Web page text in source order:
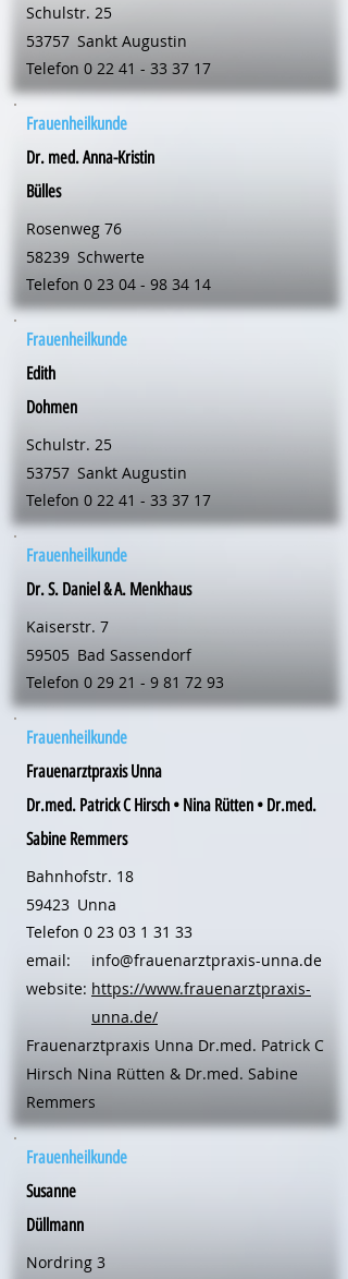
Schulstr. 25
53757 Sankt Augustin
Telefon 0 22 41 - 33 37 17
Frauenheilkunde
Dr. med. Anna-Kristin
Bülles
Rosenweg 76
58239 Schwerte
Telefon 0 23 04 - 98 34 14
Frauenheilkunde
Edith
Dohmen
Schulstr. 25
53757 Sankt Augustin
Telefon 0 22 41 - 33 37 17
Frauenheilkunde
Dr. S. Daniel & A. Menkhaus
Kaiserstr. 7
59505 Bad Sassendorf
Telefon 0 29 21 - 9 81 72 93
Frauenheilkunde
Frauenarztpraxis Unna
Dr.med. Patrick C Hirsch • Nina Rütten • Dr.med.
Sabine Remmers
Bahnhofstr. 18
59423 Unna
Telefon 0 23 03 1 31 33
email:
website:
info@frauenarztpraxis-unna.de
https://www.frauenarztpraxis-
unna.de/
Frauenarztpraxis Unna Dr.med. Patrick C
Hirsch Nina Rütten & Dr.med. Sabine
Remmers
Frauenheilkunde
Susanne
Düllmann
Nordring 3